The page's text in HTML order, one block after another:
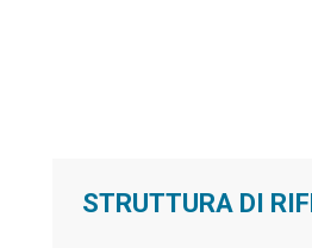
STRUTTURA DI